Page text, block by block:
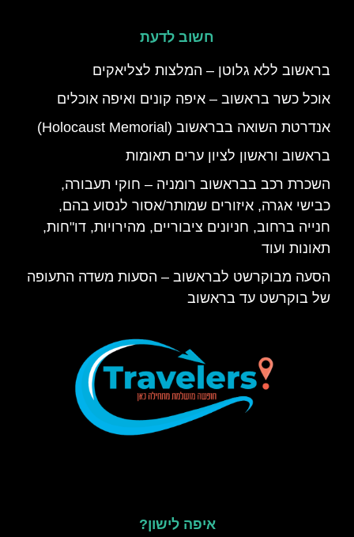
חשוב לדעת
בראשוב ללא גלוטן – המלצות לצליאקים
אוכל כשר בראשוב – איפה קונים ואיפה אוכלים
אנדרטת השואה בבראשוב (Holocaust Memorial)
בראשוב וראשון לציון ערים תאומות
השכרת רכב בבראשוב רומניה – חוקי תעבורה,
כבישי אגרה, איזורים שמותר/אסור לנסוע בהם,
חנייה ברחוב, חניונים ציבוריים, מהירויות, דו"חות,
תאונות ועוד
הסעה מבוקרשט לבראשוב – הסעות משדה התעופה
של בוקרשט עד בראשוב
איפה לישון?